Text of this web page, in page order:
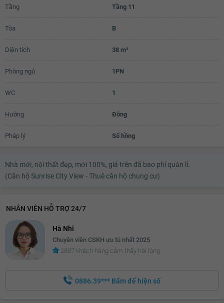
Tầng Tầng 11
Tòa B
Diện tích 38 m²
Phòng ngủ 1PN
WC 1
Hướng Đông
Pháp lý Sổ hồng
Nhà mới, nội thất đẹp, mới 100%, giá trên đã bao phí quản lí.
(Căn hộ Sunrise City View - Thuê căn hộ chung cư)
NHÂN VIÊN HỖ TRỢ 24/7
Hà Nhi
Chuyên viên CSKH ưu tú nhất 2025
2887 khách hàng cảm thấy hài lòng
0886.39*** Bấm để hiện số